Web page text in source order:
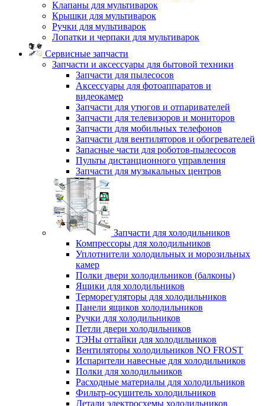
Клапаны для мультиварок
Крышки для мультиварок
Ручки для мультиварок
Лопатки и черпаки для мультиварок
Сервисные запчасти
Запчасти и аксессуары для бытовой техники
Запчасти для пылесосов
Аксессуары для фотоаппаратов и
видеокамер
Запчасти для утюгов и отпаривателей
Запчасти для телевизоров и мониторов
Запчасти для мобильных телефонов
Запчасти для вентиляторов и обогревателей
Запасные части для роботов-пылесосов
Пульты дистанционного управления
Запчасти для музыкальных центров
Запчасти для холодильников
Компрессоры для холодильников
Уплотнители холодильных и морозильных
камер
Полки двери холодильников (балконы)
Ящики для холодильников
Терморегуляторы для холодильников
Панели ящиков холодильников
Ручки для холодильников
Петли двери холодильников
ТЭНы оттайки для холодильников
Вентиляторы холодильников NO FROST
Испарители навесные для холодильников
Полки для холодильников
Расходные материалы для холодильников
Фильтр-осушитель холодильников
Детали электросхемы холодильников